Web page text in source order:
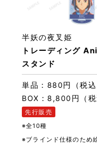
トレーディング
スタンド
半妖の夜叉姫
単品：880円（税込
BOX：8,800円（税
先行販売
※全10種
※ブラインド仕様のため